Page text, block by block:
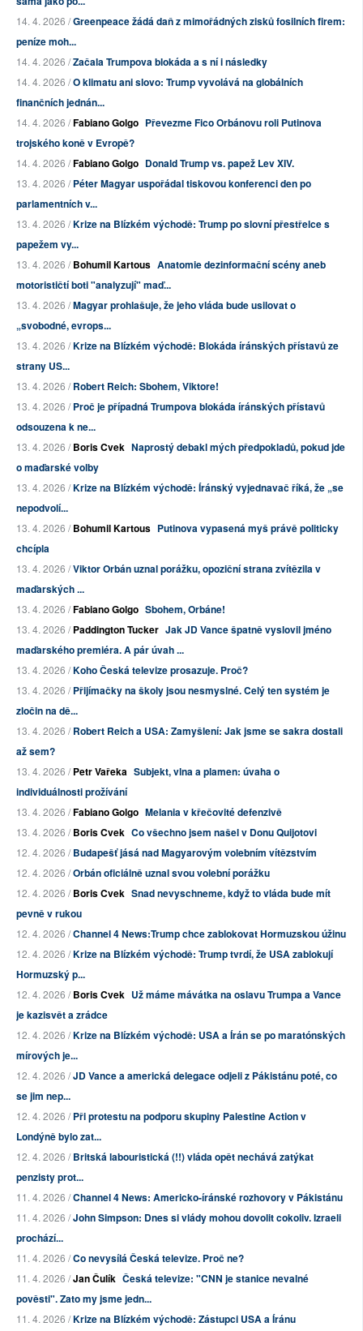
14. 4. 2026 /Greenpeace žádá daň z mimořádných zisků fosilních firem:
peníze moh...
14. 4. 2026 /Začala Trumpova blokáda a s ní i následky
14. 4. 2026 /O klimatu ani slovo: Trump vyvolává na globálních
finančních jednán...
14. 4. 2026 /Fabiano Golgo Převezme Fico Orbánovu roli Putinova
trojského koně v Evropě?
14. 4. 2026 /Fabiano Golgo Donald Trump vs. papež Lev XIV.
13. 4. 2026 /Péter Magyar uspořádal tiskovou konferenci den po
parlamentních v...
13. 4. 2026 /Krize na Blízkém východě: Trump po slovní přestřelce s
papežem vy...
13. 4. 2026 /Bohumil Kartous Anatomie dezinformační scény aneb
motorističtí boti "analyzují" maď...
13. 4. 2026 /Magyar prohlašuje, že jeho vláda bude usilovat o
„svobodné, evrops...
13. 4. 2026 /Krize na Blízkém východě: Blokáda íránských přístavů ze
strany US...
13. 4. 2026 /Robert Reich: Sbohem, Viktore!
13. 4. 2026 /Proč je případná Trumpova blokáda íránských přístavů
odsouzena k ne...
13. 4. 2026 /Boris Cvek Naprostý debakl mých předpokladů, pokud jde
o maďarské volby
13. 4. 2026 /Krize na Blízkém východě: Íránský vyjednavač říká, že „se
nepodvolí...
13. 4. 2026 /Bohumil Kartous Putinova vypasená myš právě politicky
chcípla
13. 4. 2026 /Viktor Orbán uznal porážku, opoziční strana zvítězila v
maďarských ...
13. 4. 2026 /Fabiano Golgo Sbohem, Orbáne!
13. 4. 2026 /Paddington Tucker Jak JD Vance špatně vyslovil jméno
maďarského premiéra. A pár úvah ...
13. 4. 2026 /Koho Česká televize prosazuje. Proč?
13. 4. 2026 /Přijímačky na školy jsou nesmyslné. Celý ten systém je
zločin na dě...
13. 4. 2026 /Robert Reich a USA: Zamyšlení: Jak jsme se sakra dostali
až sem?
13. 4. 2026 /Petr Vařeka Subjekt, vlna a plamen: úvaha o
individuálnosti prožívání
13. 4. 2026 /Fabiano Golgo Melania v křečovité defenzivě
13. 4. 2026 /Boris Cvek Co všechno jsem našel v Donu Quijotovi
12. 4. 2026 /Budapešť jásá nad Magyarovým volebním vítězstvím
12. 4. 2026 /Orbán oficiálně uznal svou volební porážku
12. 4. 2026 /Boris Cvek Snad nevyschneme, když to vláda bude mít
pevně v rukou
12. 4. 2026 /Channel 4 News:Trump chce zablokovat Hormuzskou úžinu
12. 4. 2026 /Krize na Blízkém východě: Trump tvrdí, že USA zablokují
Hormuzský p...
12. 4. 2026 /Boris Cvek Už máme mávátka na oslavu Trumpa a Vance
je kazisvět a zrádce
12. 4. 2026 /Krize na Blízkém východě: USA a Írán se po maratónských
mírových je...
12. 4. 2026 /JD Vance a americká delegace odjeli z Pákistánu poté, co
se jim nep...
12. 4. 2026 /Při protestu na podporu skupiny Palestine Action v
Londýně bylo zat...
12. 4. 2026 /Britská labouristická (!!) vláda opět nechává zatýkat
penzisty prot...
11. 4. 2026 /Channel 4 News: Americko-íránské rozhovory v Pákistánu
11. 4. 2026 /John Simpson: Dnes si vlády mohou dovolit cokoliv. Izraeli
prochází...
11. 4. 2026 /Co nevysílá Česká televize. Proč ne?
11. 4. 2026 /Jan Čulík Česká televize: "CNN je stanice nevalné
pověsti". Zato my jsme jedn...
11. 4. 2026 /Krize na Blízkém východě: Zástupci USA a Íránu